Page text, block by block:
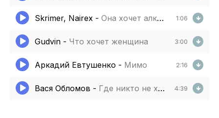
Skrimer, Nairex - Она хочет алкоголя она хочет не со мной 1:06
Gudvin - Что хочет женщина 3:00
Аркадий Евтушенко - Мимо 2:16
Вася Обломов - Где никто не хочет войны 4:39